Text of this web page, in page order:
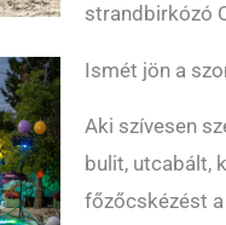
strandbirkózó
Ismét jön a
Aki szívesen
bulit, utcabált,
főzőcskézést